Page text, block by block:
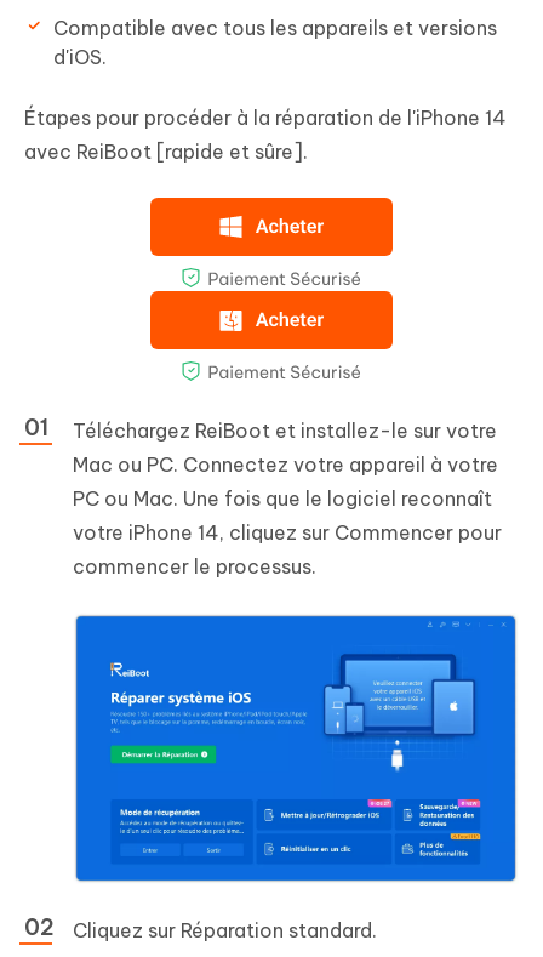
Compatible avec tous les appareils et versions
d'iOS.
Étapes pour procéder à la réparation de l'iPhone 14
avec ReiBoot [rapide et sûre].
Téléchargez ReiBoot et installez-le sur votre
Mac ou PC. Connectez votre appareil à votre
PC ou Mac. Une fois que le logiciel reconnaît
votre iPhone 14, cliquez sur Commencer pour
commencer le processus.
Cliquez sur Réparation standard.